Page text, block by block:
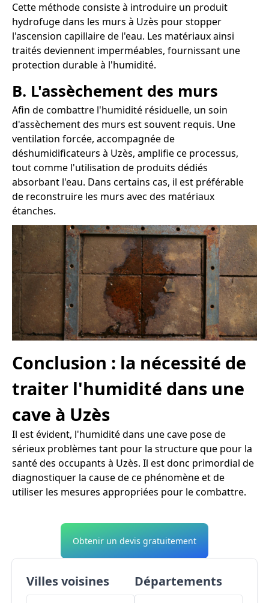
Cette méthode consiste à introduire un produit
hydrofuge dans les murs à Uzès pour stopper
l'ascension capillaire de l'eau. Les matériaux ainsi
traités deviennent imperméables, fournissant une
protection durable à l'humidité.
B. L'assèchement des murs
Afin de combattre l'humidité résiduelle, un soin
d'assèchement des murs est souvent requis. Une
ventilation forcée, accompagnée de
déshumidificateurs à Uzès, amplifie ce processus,
tout comme l'utilisation de produits dédiés
absorbant l'eau. Dans certains cas, il est préférable
de reconstruire les murs avec des matériaux
étanches.
Conclusion : la nécessité de
traiter l'humidité dans une
cave à Uzès
Il est évident, l'humidité dans une cave pose de
sérieux problèmes tant pour la structure que pour la
santé des occupants à Uzès. Il est donc primordial de
diagnostiquer la cause de ce phénomène et de
utiliser les mesures appropriées pour le combattre.
Obtenir un devis gratuitement
Villes voisines Départements